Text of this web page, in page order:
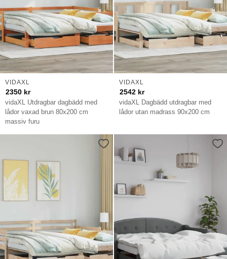
vidaXL Utdragbar dagbädd med
lådor vaxad brun 80x200 cm
massiv furu
VIDAXL
2350 kr
vidaXL Dagbädd utdragbar med
lådor utan madrass 90x200 cm
VIDAXL
2542 kr